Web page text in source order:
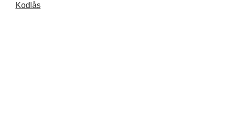
Kodlås